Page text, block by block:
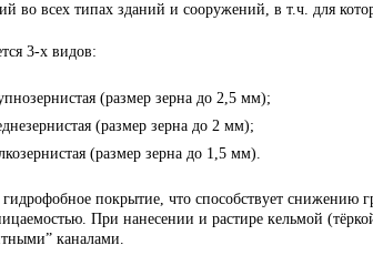
во всех типах зданий и сооружений, в т.ч. для
3-х видов:
(размер зерна до 2,5 мм);
(размер зерна до 2 мм);
(размер зерна до 1,5 мм).
гидрофобное покрытие, что способствует снижению
При нанесении и растире кельмой
каналами.